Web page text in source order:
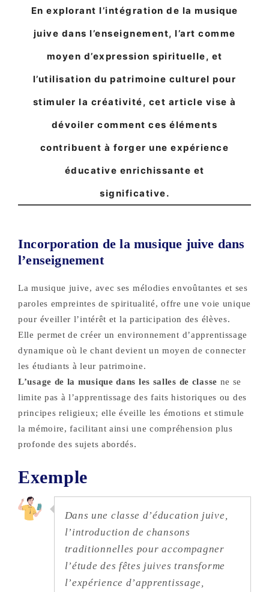
En explorant l’intégration de la musique
juive dans l’enseignement, l’art comme
moyen d’expression spirituelle, et
l’utilisation du patrimoine culturel pour
stimuler la créativité, cet article vise à
dévoiler comment ces éléments
contribuent à forger une expérience
éducative enrichissante et
significative.
Incorporation de la musique juive dans
l’enseignement
La musique juive, avec ses mélodies envoûtantes et ses
paroles empreintes de spiritualité, offre une voie unique
pour éveiller l’intérêt et la participation des élèves.
Elle permet de créer un environnement d’apprentissage
dynamique où le chant devient un moyen de connecter
les étudiants à leur patrimoine.
L’usage de la musique dans les salles de classe ne se
limite pas à l’apprentissage des faits historiques ou des
principes religieux; elle éveille les émotions et stimule
la mémoire, facilitant ainsi une compréhension plus
profonde des sujets abordés.
Exemple
Dans une classe d’éducation juive,
l’introduction de chansons
traditionnelles pour accompagner
l’étude des fêtes juives transforme
l’expérience d’apprentissage,